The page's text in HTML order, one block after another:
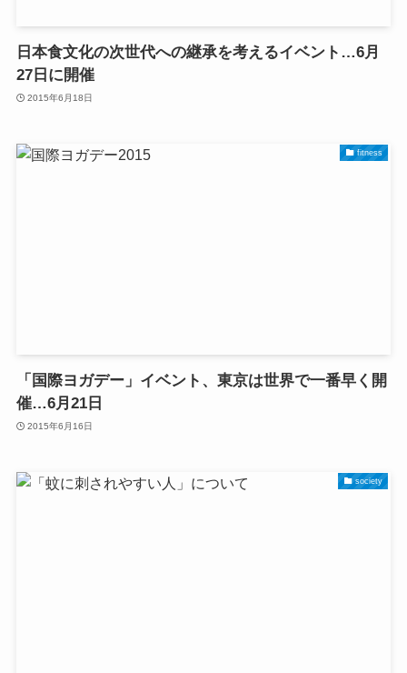
日本食文化の次世代への継承を考えるイベント…6月
27日に開催
2015年6月18日
fitness
「国際ヨガデー」イベント、東京は世界で一番早く開
催…6月21日
2015年6月16日
society